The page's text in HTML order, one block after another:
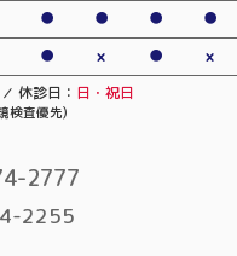
● ● ●
●
● × ● ×
休診日： 日・祝日
検査優先)
2777
2255